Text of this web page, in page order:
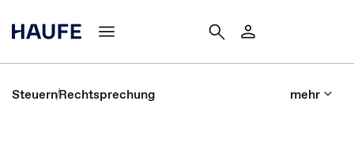
SteuernRechtsprechung mehr